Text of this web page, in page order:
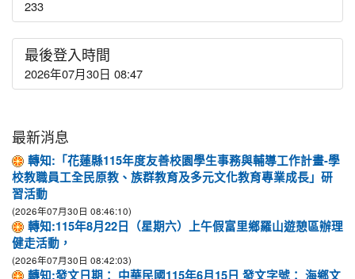
233
最後登入時間
2026年07月30日 08:47
最新消息
轉知:「花蓮縣115年度友善校園學生事務與輔導工作計畫-學
校教職員工全民原教、族群教育及多元文化教育專業成長」研
習活動
(2026年07月30日 08:46:10)
轉知:115年8月22日（星期六）上午假富里鄉羅山遊憩區辦理
健走活動，
(2026年07月30日 08:42:03)
轉知:發文日期： 中華民國115年6月15日 發文字號： 海鄉文